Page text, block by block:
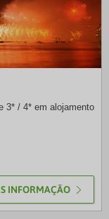
3* / 4* em alojamento
INFORMAÇÃO